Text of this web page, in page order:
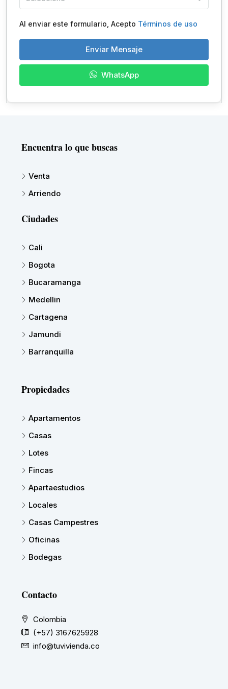
Al enviar este formulario, Acepto Términos de uso
Enviar Mensaje
WhatsApp
Encuentra lo que buscas
Venta
Arriendo
Ciudades
Cali
Bogota
Bucaramanga
Medellin
Cartagena
Jamundi
Barranquilla
Propiedades
Apartamentos
Casas
Lotes
Fincas
Apartaestudios
Locales
Casas Campestres
Oficinas
Bodegas
Contacto
Colombia
(+57) 3167625928
info@tuvivienda.co